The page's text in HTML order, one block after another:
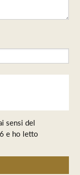
sensi del
e ho letto